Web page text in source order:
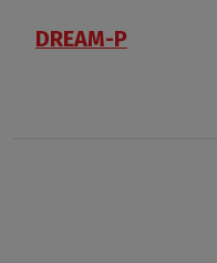
DREAM-P